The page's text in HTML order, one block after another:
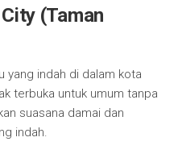
(Taman
yang indah di dalam kota
terbuka untuk umum tanpa
suasana damai dan
indah.